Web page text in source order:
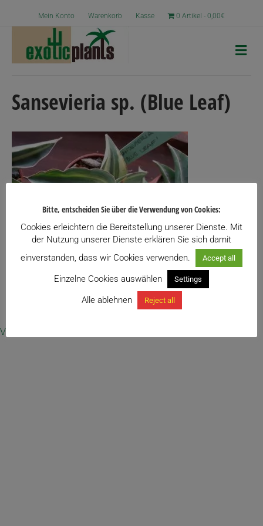
Mein Konto Warenkorb Kasse 0 Artikel 0,00€
N
a
Sansevieria sp. (Blue Leaf)
← Sansevieria sp. (‚blue leaf‘) variegata
Vertrag widerrufen
Bitte, entscheiden Sie über die Verwendung von Cookies:
Cookies erleichtern die Bereitstellung unserer Dienste. Mit
der Nutzung unserer Dienste erklären Sie sich damit
einverstanden, dass wir Cookies verwenden.
Accept all
Einzelne Cookies auswählen Settings
Alle ablehnen Reject all